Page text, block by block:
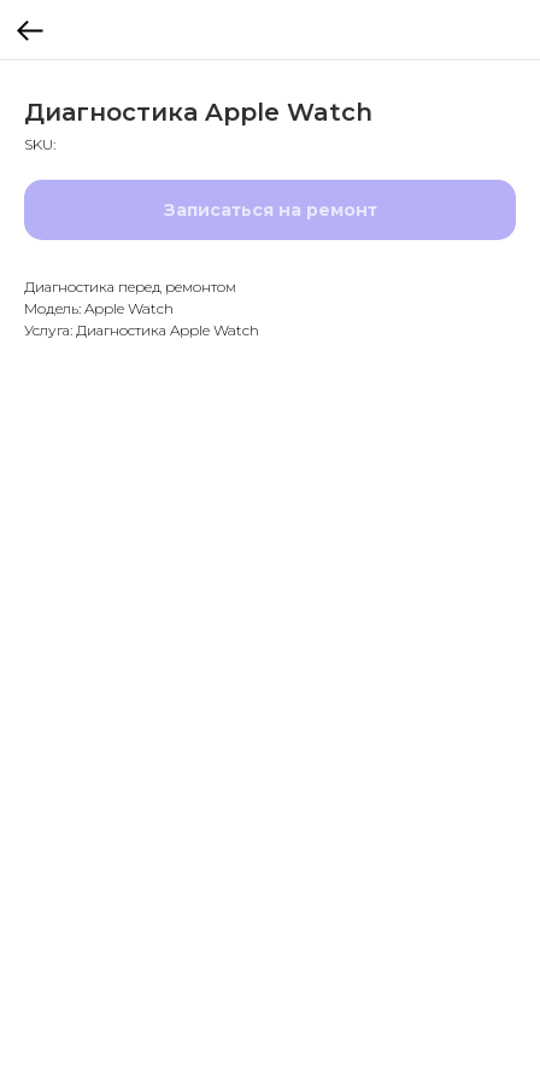
Диагностика Apple Watch
SKU:
Записаться на ремонт
Диагностика перед ремонтом
Модель: Apple Watch
Услуга: Диагностика Apple Watch